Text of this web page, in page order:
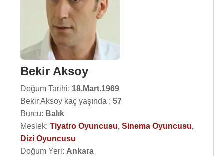
Bekir Aksoy
Doğum Tarihi: 18.Mart.1969
Bekir Aksoy kaç yaşında : 57
Burcu: Balık
Meslek: Tiyatro Oyuncusu, Sinema Oyuncusu,
Dizi Oyuncusu
Doğum Yeri: Ankara